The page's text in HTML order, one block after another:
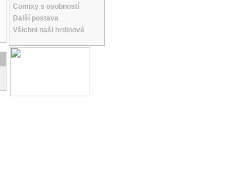
Comixy s osobností
Další postava
Všichni naši hrdinové